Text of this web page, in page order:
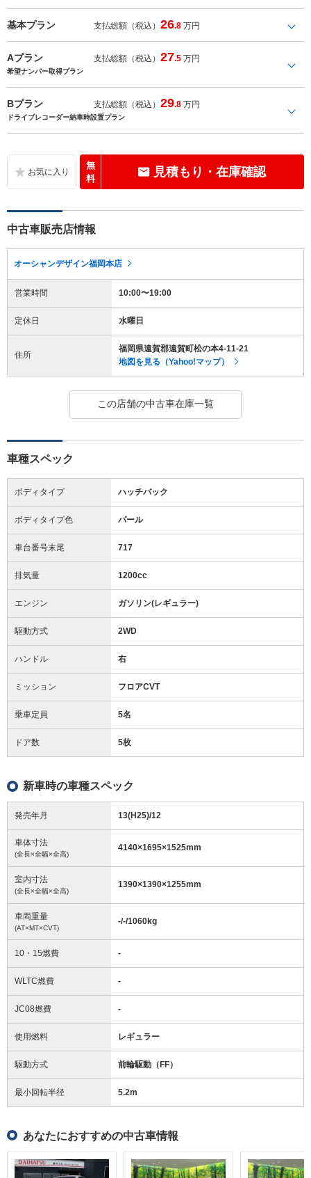
基本プラン 支払総額（税込）26.8 万円
Aプラン 支払総額（税込）27.5 万円
希望ナンバー取得プラン
Bプラン 支払総額（税込）29.8 万円
ドライブレコーダー納車時設置プラン
無
料
見積もり・在庫確認
中古車販売店情報
オーシャンデザイン福岡本店
営業時間 10:00〜19:00
定休日 水曜日
住所
福岡県遠賀郡遠賀町松の本4-11-21
地図を見る（Yahoo!マップ）
この店舗の中古車在庫一覧
車種スペック
ボディタイプ ハッチバック
ボディタイプ色 パール
車台番号末尾 717
排気量 1200cc
エンジン ガソリン(レギュラー)
駆動方式 2WD
ハンドル 右
ミッション フロアCVT
乗車定員 5名
ドア数 5枚
新車時の車種スペック
発売年月 13(H25)/12
車体寸法
(全長×全幅×全高)
4140×1695×1525mm
室内寸法
(全長×全幅×全高)
1390×1390×1255mm
車両重量
(AT×MT×CVT)
-/-/1060kg
10・15燃費 -
WLTC燃費 -
JC08燃費 -
使用燃料 レギュラー
駆動方式 前輪駆動（FF）
最小回転半径 5.2m
あなたにおすすめの中古車情報